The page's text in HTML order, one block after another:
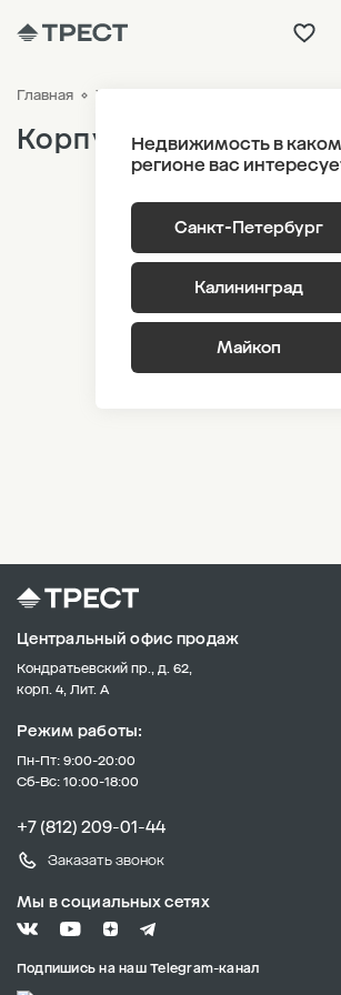
Недвижимость в каком
регионе вас
Санкт-Петербург
Калининград
Майкоп
Главная ЖК «Парусная 1»
Корпус 3.3
Центральный офис продаж
Кондратьевский пр., д. 62,
корп. 4, Лит. А
Режим работы:
Пн-Пт: 9:00-20:00
Сб-Вс: 10:00-18:00
+7 (812) 209-01-44
Заказать звонок
Мы в социальных сетях
Подпишись на наш Telegram-канал